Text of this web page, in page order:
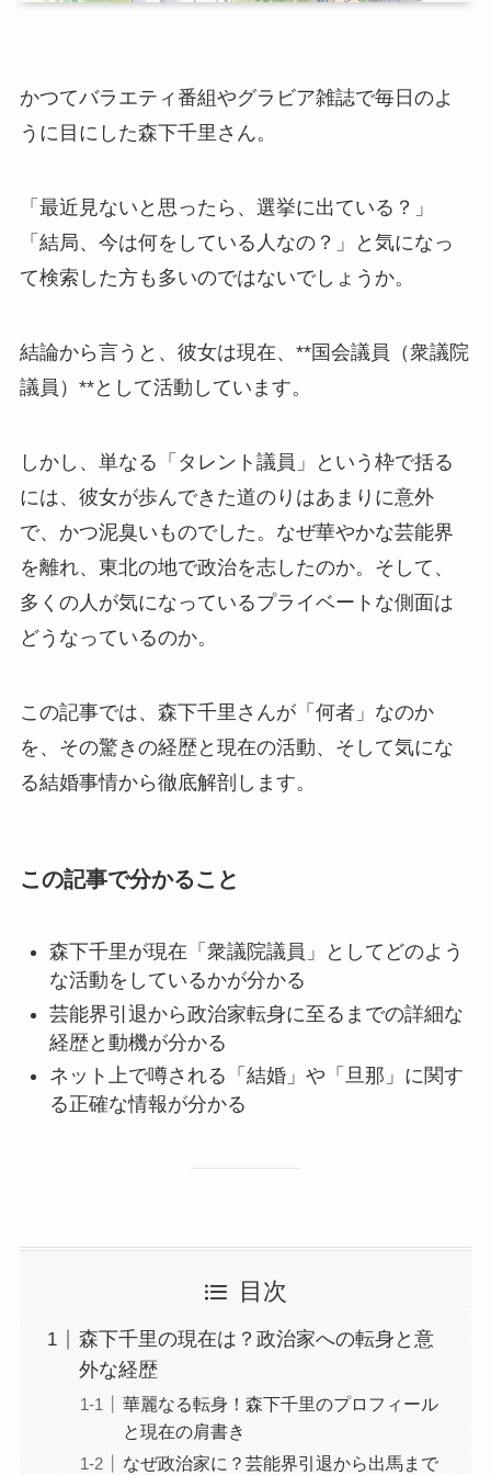
かつてバラエティ番組やグラビア雑誌で毎日のよ
うに目にした森下千里さん。
「最近見ないと思ったら、選挙に出ている？」
「結局、今は何をしている人なの？」と気になっ
て検索した方も多いのではないでしょうか。
結論から言うと、彼女は現在、**国会議員（衆議院
議員）**として活動しています。
しかし、単なる「タレント議員」という枠で括る
には、彼女が歩んできた道のりはあまりに意外
で、かつ泥臭いものでした。なぜ華やかな芸能界
を離れ、東北の地で政治を志したのか。そして、
多くの人が気になっているプライベートな側面は
どうなっているのか。
この記事では、森下千里さんが「何者」なのか
を、その驚きの経歴と現在の活動、そして気にな
る結婚事情から徹底解剖します。
この記事で分かること
森下千里が現在「衆議院議員」としてどのよう
な活動をしているかが分かる
芸能界引退から政治家転身に至るまでの詳細な
経歴と動機が分かる
ネット上で噂される「結婚」や「旦那」に関す
る正確な情報が分かる
目次
森下千里の現在は？政治家への転身と意
外な経歴
華麗なる転身！森下千里のプロフィール
と現在の肩書き
なぜ政治家に？芸能界引退から出馬まで